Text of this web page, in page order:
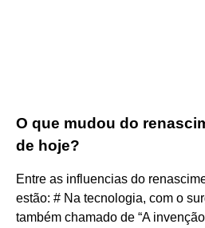
O que mudou do
de hoje?
Entre as influencias do
estão: # Na tecnologia, com o
também chamado de “A